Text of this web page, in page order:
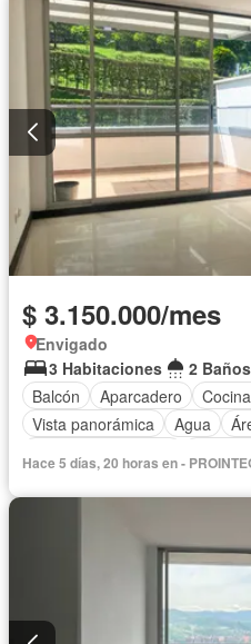
$ 3.150.000/mes
Envigado
3 Habitaciones
2 Baños
Balcón
Aparcadero
Vista panorámica
Agua
Hace 5 días, 20 horas en -